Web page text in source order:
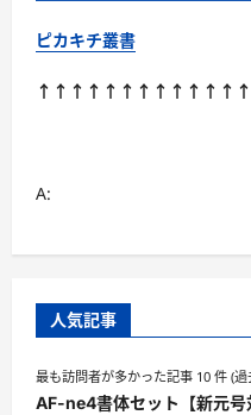
ピカキチ叢書
↑↑↑↑↑↑↑↑↑↑↑↑↑
A:
人気記事
最も訪問者が多かった記事 10 件 (過
AF-ne4書体セット【新元号